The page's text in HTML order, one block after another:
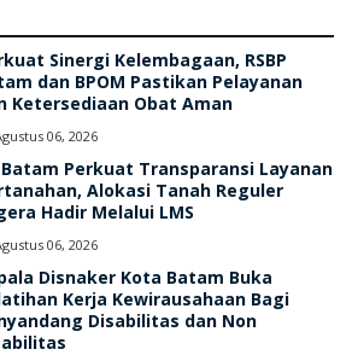
Sinergi Kelembagaan, RSBP
dan BPOM Pastikan Pelayanan
Ketersediaan Obat Aman
06, 2026
Batam Perkuat Transparansi Layanan
Alokasi Tanah Reguler
Hadir Melalui LMS
06, 2026
Disnaker Kota Batam Buka
Kerja Kewirausahaan Bagi
Disabilitas dan Non